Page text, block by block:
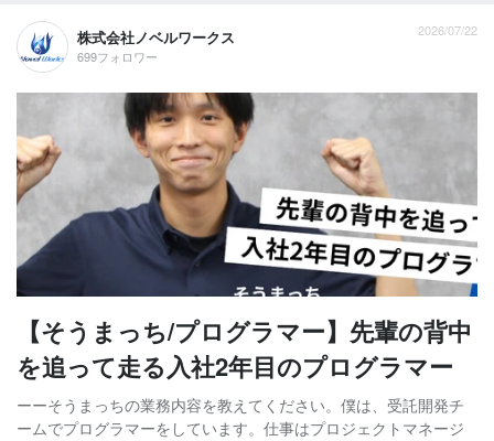
株式会社ノベルワークス
699フォロワー
2026/07/22
【そうまっち/プログラマー】先輩の背中
を追って走る入社2年目のプログラマー
ーーそうまっちの業務内容を教えてください。僕は、受託開発チ
ームでプログラマーをしています。仕事はプロジェクトマネージ